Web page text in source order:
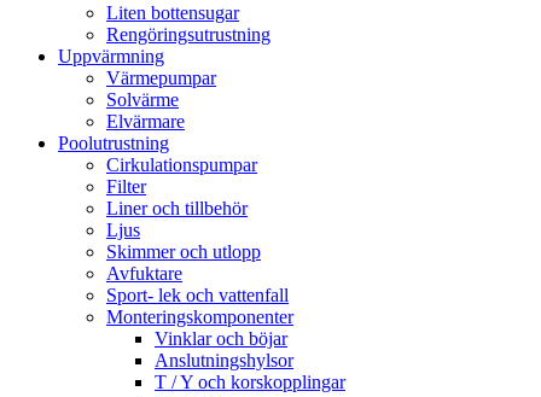
Liten bottensugar
Rengöringsutrustning
Uppvärmning
Värmepumpar
Solvärme
Elvärmare
Poolutrustning
Cirkulationspumpar
Filter
Liner och tillbehör
Ljus
Skimmer och utlopp
Avfuktare
Sport- lek och vattenfall
Monteringskomponenter
Vinklar och böjar
Anslutningshylsor
T / Y och korskopplingar